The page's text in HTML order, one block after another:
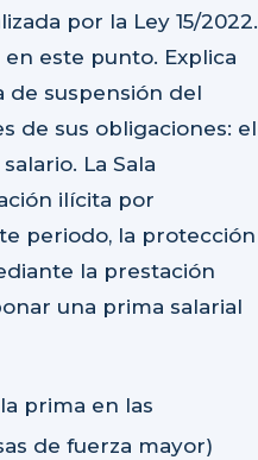
por la Ley 15/2022.
este punto. Explica
de suspensión del
de sus obligaciones: el
La Sala
ilícita por
periodo, la protección
la prestación
una prima salarial
prima en las
de fuerza mayor)